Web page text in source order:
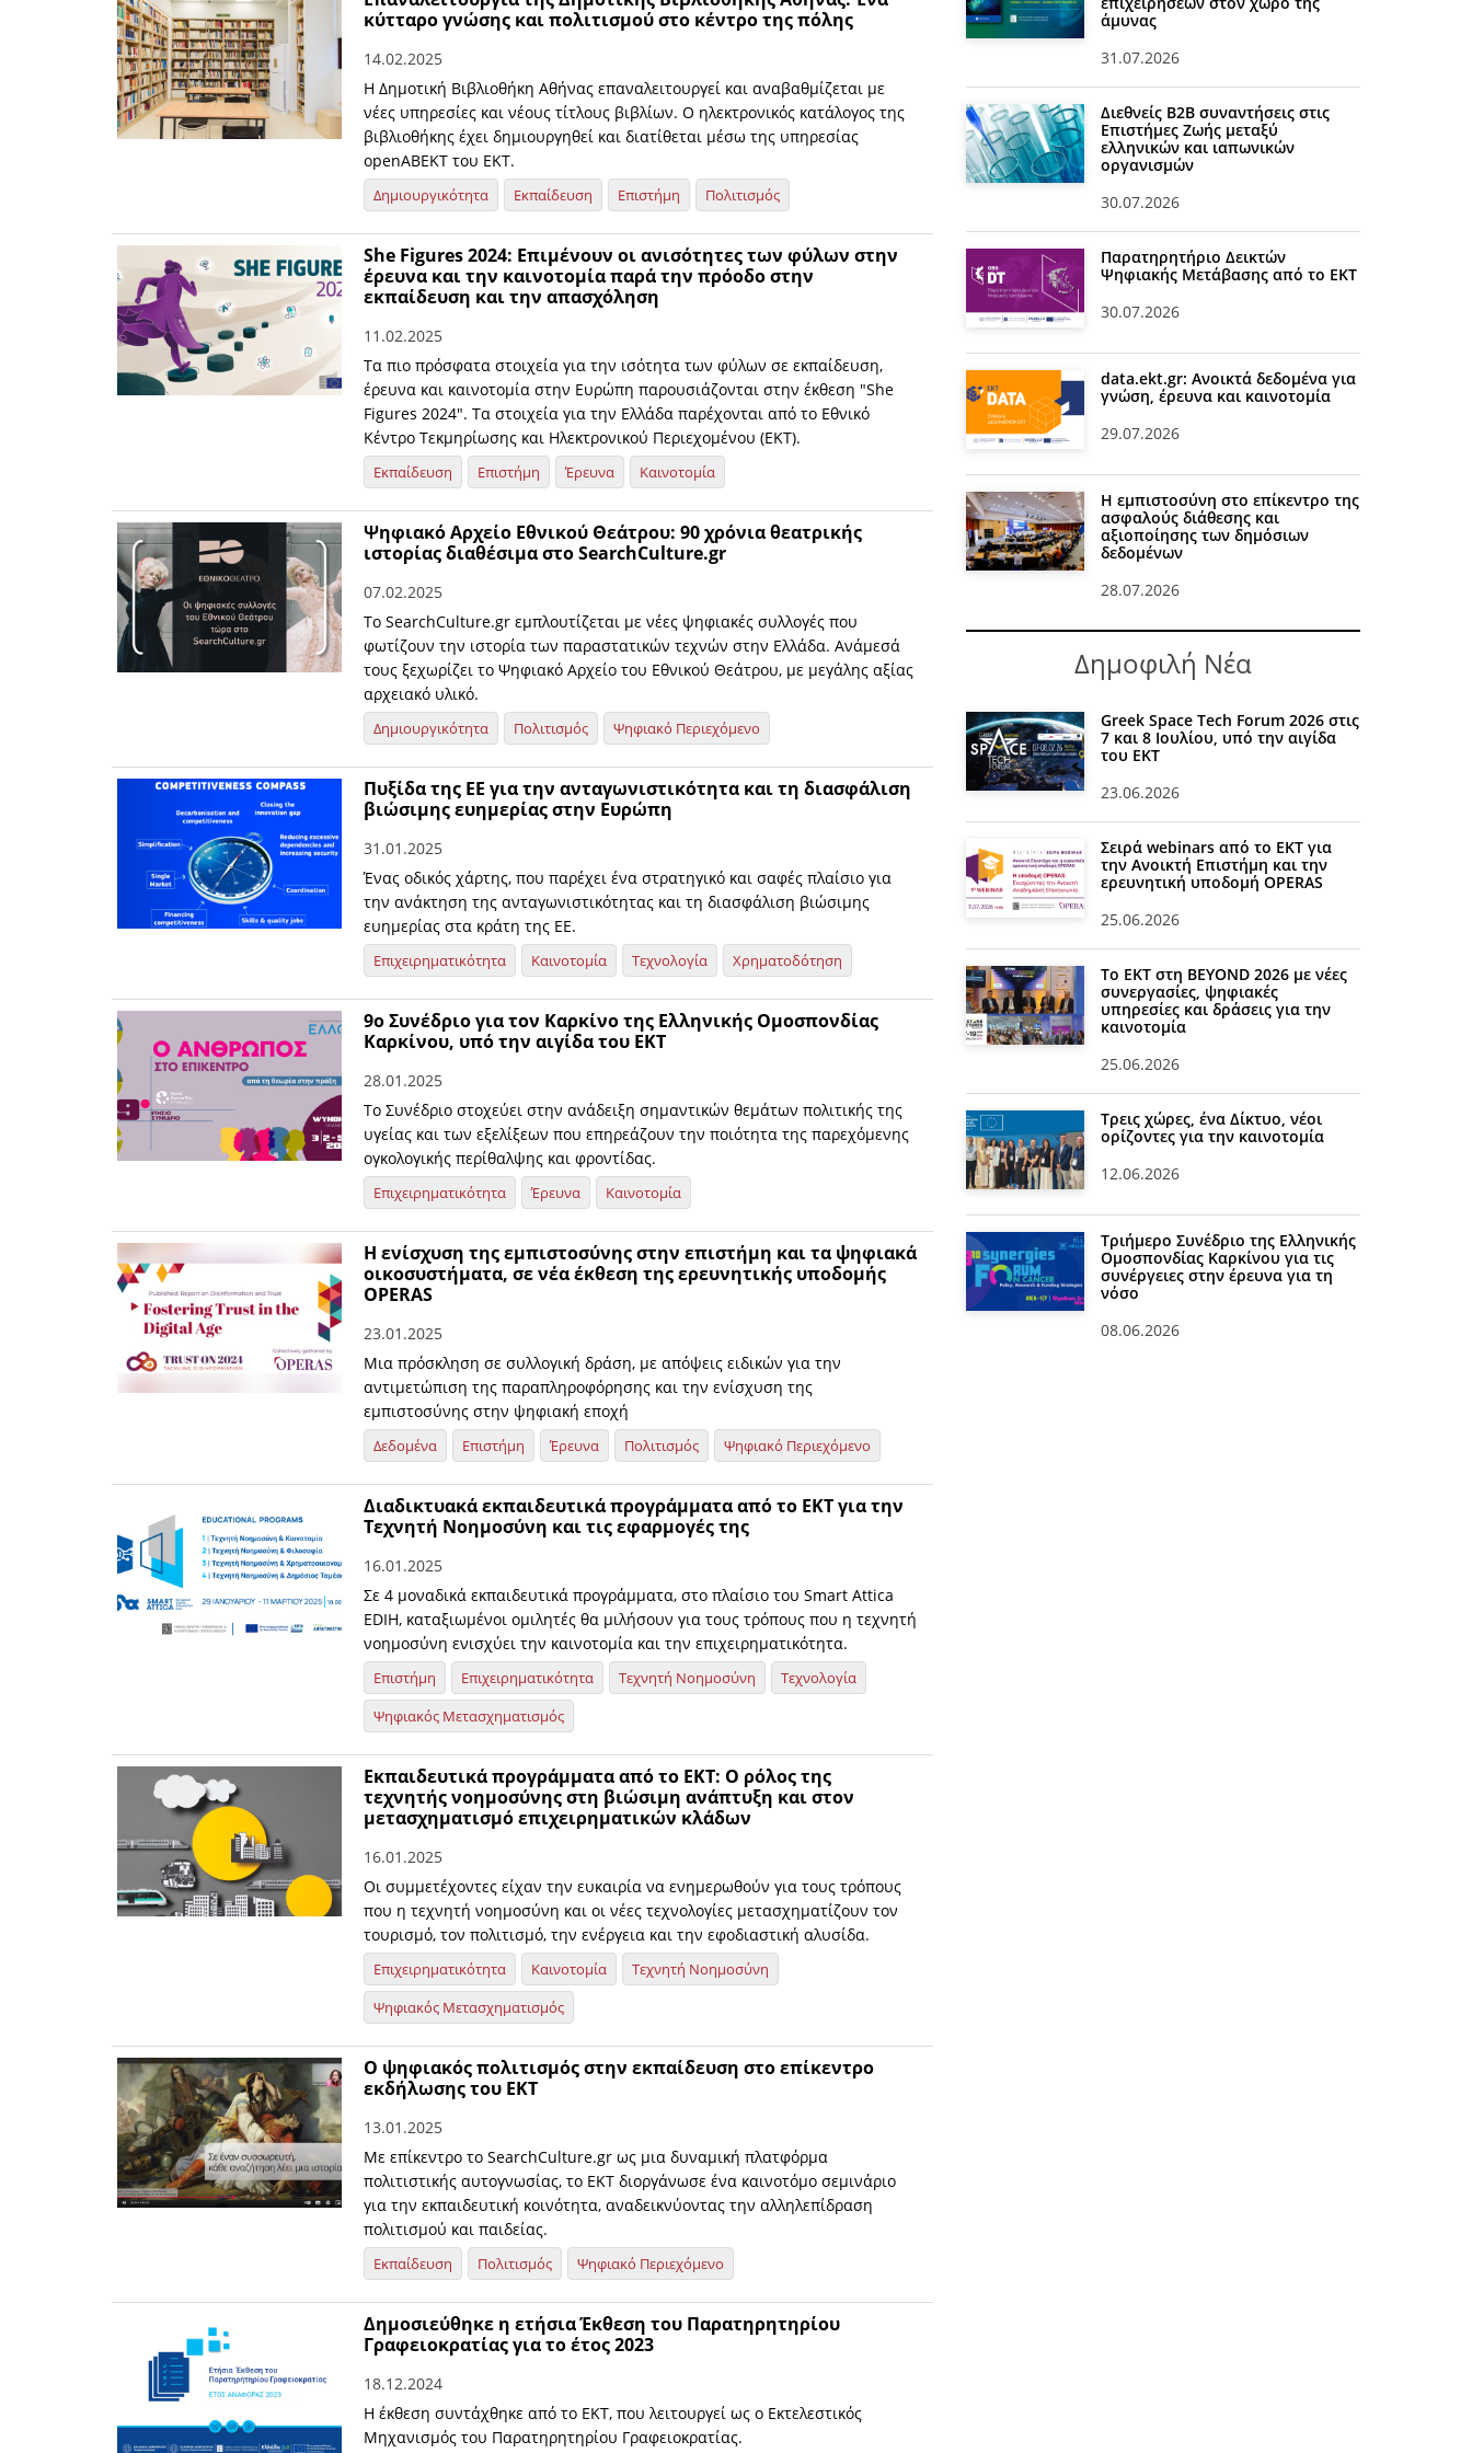
κύτταρο γνώσης και πολιτισμού στο κέντρο της πόλης
14.02.2025
Η Δημοτική Βιβλιοθήκη Αθήνας επαναλειτουργεί και αναβαθμίζεται με
νέες υπηρεσίες και νέους τίτλους βιβλίων. Ο ηλεκτρονικός κατάλογος της
βιβλιοθήκης έχει δημιουργηθεί και διατίθεται μέσω της υπηρεσίας
openABEKT του ΕΚΤ.
Δημιουργικότητα Εκπαίδευση Επιστήμη Πολιτισμός
She Figures 2024: Επιμένουν οι ανισότητες των φύλων στην
έρευνα και την καινοτομία παρά την πρόοδο στην
εκπαίδευση και την απασχόληση
11.02.2025
Τα πιο πρόσφατα στοιχεία για την ισότητα των φύλων σε εκπαίδευση,
έρευνα και καινοτομία στην Ευρώπη παρουσιάζονται στην έκθεση "She
Figures 2024". Τα στοιχεία για την Ελλάδα παρέχονται από το Εθνικό
Κέντρο Τεκμηρίωσης και Ηλεκτρονικού Περιεχομένου (ΕΚΤ).
Εκπαίδευση Επιστήμη Έρευνα Καινοτομία
Ψηφιακό Αρχείο Εθνικού Θεάτρου: 90 χρόνια θεατρικής
ιστορίας διαθέσιμα στο SearchCulture.gr
07.02.2025
Το SearchCulture.gr εμπλουτίζεται με νέες ψηφιακές συλλογές που
φωτίζουν την ιστορία των παραστατικών τεχνών στην Ελλάδα. Ανάμεσά
τους ξεχωρίζει το Ψηφιακό Αρχείο του Εθνικού Θεάτρου, με μεγάλης αξίας
αρχειακό υλικό.
Δημιουργικότητα Πολιτισμός Ψηφιακό Περιεχόμενο
Πυξίδα της ΕΕ για την ανταγωνιστικότητα και τη διασφάλιση
βιώσιμης ευημερίας στην Ευρώπη
31.01.2025
Ένας οδικός χάρτης, που παρέχει ένα στρατηγικό και σαφές πλαίσιο για
την ανάκτηση της ανταγωνιστικότητας και τη διασφάλιση βιώσιμης
ευημερίας στα κράτη της ΕΕ.
Επιχειρηματικότητα Καινοτομία Τεχνολογία Χρηματοδότηση
9ο Συνέδριο για τον Καρκίνο της Ελληνικής Ομοσπονδίας
Καρκίνου, υπό την αιγίδα του ΕΚΤ
28.01.2025
Το Συνέδριο στοχεύει στην ανάδειξη σημαντικών θεμάτων πολιτικής της
υγείας και των εξελίξεων που επηρεάζουν την ποιότητα της παρεχόμενης
ογκολογικής περίθαλψης και φροντίδας.
Επιχειρηματικότητα Έρευνα Καινοτομία
Η ενίσχυση της εμπιστοσύνης στην επιστήμη και τα ψηφιακά
οικοσυστήματα, σε νέα έκθεση της ερευνητικής υποδομής
OPERAS
23.01.2025
Μια πρόσκληση σε συλλογική δράση, με απόψεις ειδικών για την
αντιμετώπιση της παραπληροφόρησης και την ενίσχυση της
εμπιστοσύνης στην ψηφιακή εποχή
Δεδομένα Επιστήμη Έρευνα Πολιτισμός Ψηφιακό Περιεχόμενο
Διαδικτυακά εκπαιδευτικά προγράμματα από το ΕΚΤ για την
Τεχνητή Νοημοσύνη και τις εφαρμογές της
16.01.2025
Σε 4 μοναδικά εκπαιδευτικά προγράμματα, στο πλαίσιο του Smart Attica
EDIH, καταξιωμένοι ομιλητές θα μιλήσουν για τους τρόπους που η τεχνητή
νοημοσύνη ενισχύει την καινοτομία και την επιχειρηματικότητα.
Επιστήμη Επιχειρηματικότητα Τεχνητή Νοημοσύνη
Τεχνολογία
Ψηφιακός Μετασχηματισμός
Εκπαιδευτικά προγράμματα από το ΕΚΤ: Ο ρόλος της
τεχνητής νοημοσύνης στη βιώσιμη ανάπτυξη και στον
μετασχηματισμό επιχειρηματικών κλάδων
16.01.2025
Οι συμμετέχοντες είχαν την ευκαιρία να ενημερωθούν για τους τρόπους
που η τεχνητή νοημοσύνη και οι νέες τεχνολογίες μετασχηματίζουν τον
τουρισμό, τον πολιτισμό, την ενέργεια και την εφοδιαστική αλυσίδα.
Επιχειρηματικότητα Καινοτομία
Τεχνητή Νοημοσύνη
Ψηφιακός Μετασχηματισμός
Ο ψηφιακός πολιτισμός στην εκπαίδευση στο επίκεντρο
εκδήλωσης του ΕΚΤ
13.01.2025
Με επίκεντρο το SearchCulture.gr ως μια δυναμική πλατφόρμα
πολιτιστικής αυτογνωσίας, το ΕΚΤ διοργάνωσε ένα καινοτόμο σεμινάριο
για την εκπαιδευτική κοινότητα, αναδεικνύοντας την αλληλεπίδραση
πολιτισμού και παιδείας.
Εκπαίδευση Πολιτισμός Ψηφιακό Περιεχόμενο
Δημοσιεύθηκε η ετήσια Έκθεση του Παρατηρητηρίου
Γραφειοκρατίας για το έτος 2023
18.12.2024
Η έκθεση συντάχθηκε από το ΕΚΤ, που λειτουργεί ως ο Εκτελεστικός
Μηχανισμός του Παρατηρητηρίου Γραφειοκρατίας.
άμυνας
31.07.2026
Διεθνείς Β2Β συναντήσεις στις
Επιστήμες Ζωής μεταξύ
ελληνικών και ιαπωνικών
οργανισμών
30.07.2026
Παρατηρητήριο Δεικτών
Ψηφιακής Μετάβασης από το ΕΚΤ
30.07.2026
data.ekt.gr: Ανοικτά δεδομένα για
γνώση, έρευνα και καινοτομία
29.07.2026
Η εμπιστοσύνη στο επίκεντρο της
ασφαλούς διάθεσης και
αξιοποίησης των δημόσιων
δεδομένων
28.07.2026
Δημοφιλή Νέα
Greek Space Tech Forum 2026 στις
7 και 8 Ιουλίου, υπό την αιγίδα
του ΕΚΤ
23.06.2026
Σειρά webinars από το ΕΚΤ για
την Ανοικτή Επιστήμη και την
ερευνητική υποδομή OPERAS
25.06.2026
Το ΕΚΤ στη BEYOND 2026 με νέες
συνεργασίες, ψηφιακές
υπηρεσίες και δράσεις για την
καινοτομία
25.06.2026
Τρεις χώρες, ένα Δίκτυο, νέοι
ορίζοντες για την καινοτομία
12.06.2026
Τριήμερο Συνέδριο της Ελληνικής
Ομοσπονδίας Καρκίνου για τις
συνέργειες στην έρευνα για τη
νόσο
08.06.2026